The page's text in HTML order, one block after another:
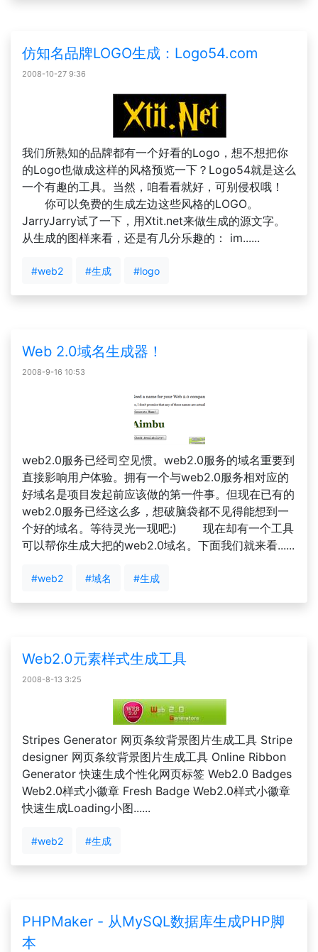
仿知名品牌LOGO生成：Logo54.com
2008-10-27 9:36
我们所熟知的品牌都有一个好看的Logo，想不想把你
的Logo也做成这样的风格预览一下？Logo54就是这么
一个有趣的工具。当然，咱看看就好，可别侵权哦！
你可以免费的生成左边这些风格的LOGO。
JarryJarry试了一下，用Xtit.net来做生成的源文字。
从生成的图样来看，还是有几分乐趣的： im......
#web2 #生成 #logo
Web 2.0域名生成器！
2008-9-16 10:53
web2.0服务已经司空见惯。web2.0服务的域名重要到
直接影响用户体验。拥有一个与web2.0服务相对应的
好域名是项目发起前应该做的第一件事。但现在已有的
web2.0服务已经这么多，想破脑袋都不见得能想到一
个好的域名。等待灵光一现吧:) 现在却有一个工具
可以帮你生成大把的web2.0域名。下面我们就来看......
#web2 #域名 #生成
Web2.0元素样式生成工具
2008-8-13 3:25
Stripes Generator 网页条纹背景图片生成工具 Stripe
designer 网页条纹背景图片生成工具 Online Ribbon
Generator 快速生成个性化网页标签 Web2.0 Badges
Web2.0样式小徽章 Fresh Badge Web2.0样式小徽章
快速生成Loading小图......
#web2 #生成
PHPMaker - 从MySQL数据库生成PHP脚
本